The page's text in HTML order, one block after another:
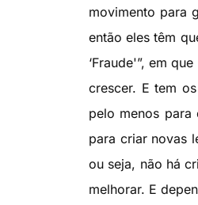
movimento para
então eles têm
‘Fraude'”, em
crescer. E tem
pelo menos
para criar novas
ou seja, não há
melhorar. E